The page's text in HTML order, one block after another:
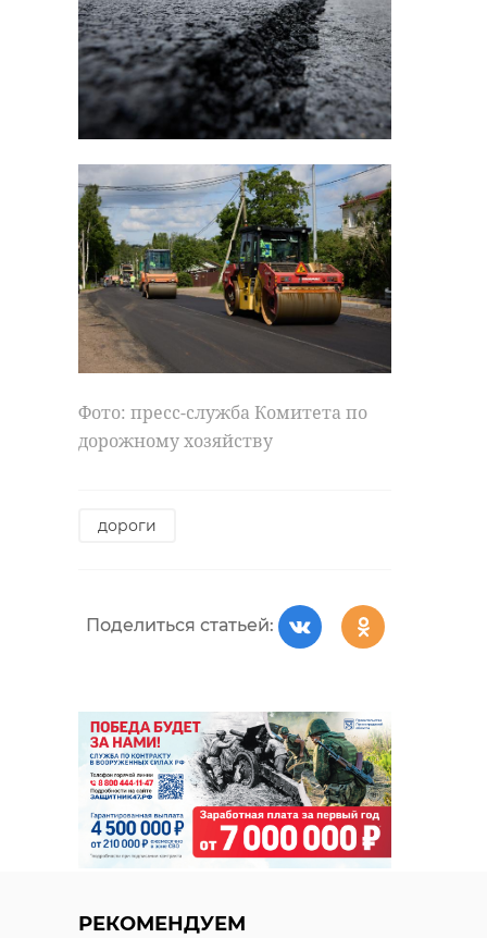
Фото: пресс-служба Комитета по
дорожному хозяйству
дороги
Поделиться статьей:
РЕКОМЕНДУЕМ